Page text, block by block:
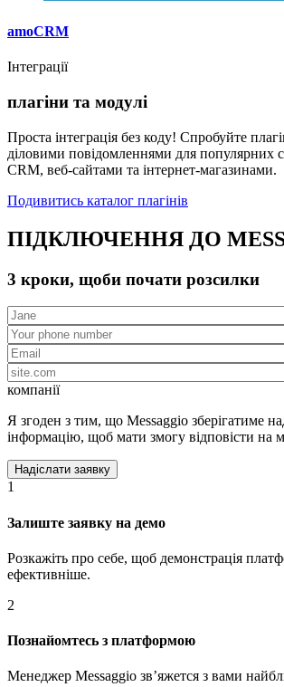
amoCRM
Інтеграції
плагіни та модулі
Проста інтеграція без коду! Спробуйте
діловими повідомленнями для популярних
CRM, веб-сайтами та інтернет-магазинами.
Подивитись каталог плагінів
ПІДКЛЮЧЕННЯ ДО
3 кроки, щоби почати розсилки
компанії
Я згоден з тим, що Messaggio зберігатиме
інформацію, щоб мати змогу відповісти на
1
Залиште заявку на демо
Розкажіть про себе, щоб демонстрація
ефективніше.
2
Познайомтесь з платформою
Менеджер Messaggio звʼяжется з вами